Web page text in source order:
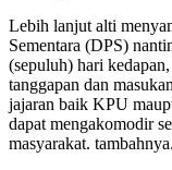
Lebih lanjut alti
Sementara (DPS)
(sepuluh) hari
tanggapan dan
jajaran baik KPU
dapat mengakomodir
masyarakat. tambahnya.